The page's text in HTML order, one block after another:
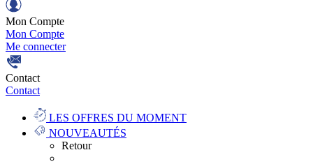
Mon Compte
Mon Compte
Me connecter
Contact
Contact
LES OFFRES DU MOMENT
NOUVEAUTÉS
Retour